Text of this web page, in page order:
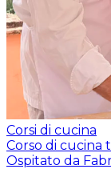
Corsi di cucina
Corso di cucina
Ospitato da